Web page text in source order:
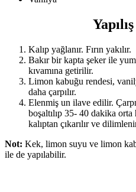
Kalıp yağlanır. Fırın yakılır.
Bakır bir kapta şeker ile
kıvamına getirilir.
Limon kabuğu rendesi,
daha çarpılır.
Elenmiş un ilave edilir.
boşaltılıp 35- 40 dakika orta
kalıptan çıkarılır ve
Not: Kek, limon suyu ve limon
ile de yapılabilir.